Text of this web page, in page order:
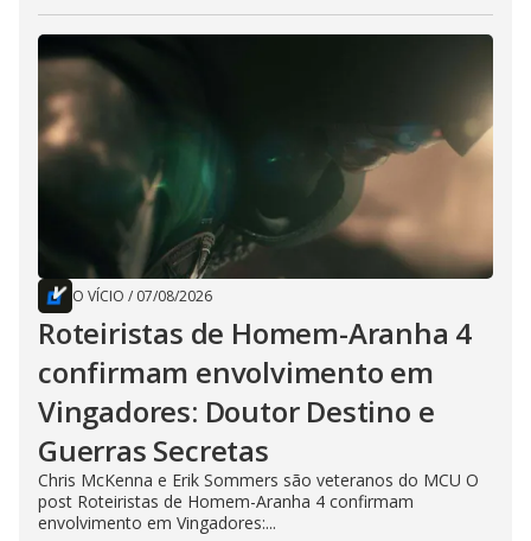
O VÍCIO / 07/08/2026
Roteiristas de Homem-Aranha 4
confirmam envolvimento em
Vingadores: Doutor Destino e
Guerras Secretas
Chris McKenna e Erik Sommers são veteranos do MCU O
post Roteiristas de Homem-Aranha 4 confirmam
envolvimento em Vingadores:...